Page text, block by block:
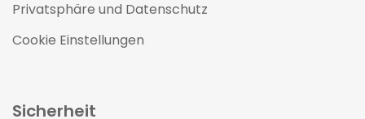
Privatsphäre und Datenschutz
Cookie Einstellungen
Sicherheit